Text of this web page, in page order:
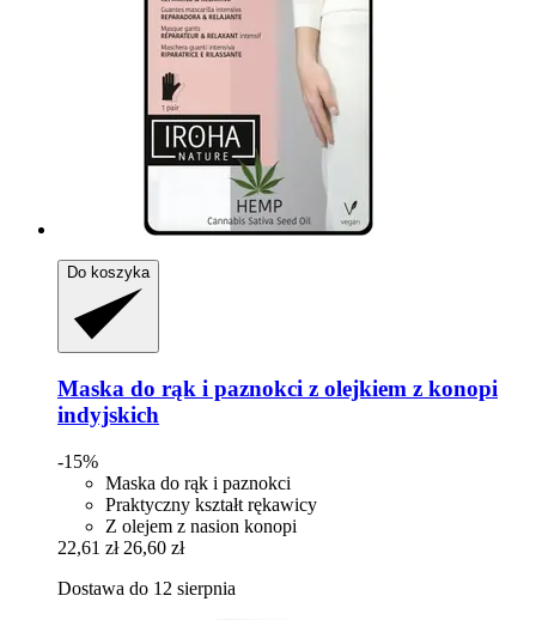
Do koszyka
Maska do rąk i paznokci z olejkiem z konopi
indyjskich
-15%
Maska do rąk i paznokci
Praktyczny kształt rękawicy
Z olejem z nasion konopi
22,61 zł 26,60 zł
Dostawa do 12 sierpnia